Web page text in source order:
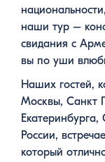
наши тур –
свидания с
вы по уши
Наших гостей,
Москвы, Санкт
России,
который